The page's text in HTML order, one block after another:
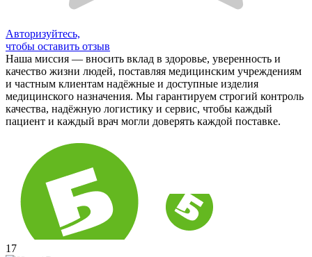
Авторизуйтесь,
чтобы оставить отзыв
Наша миссия — вносить вклад в здоровье, уверенность и
качество жизни людей, поставляя медицинским учреждениям
и частным клиентам надёжные и доступные изделия
медицинского назначения. Мы гарантируем строгий контроль
качества, надёжную логистику и сервис, чтобы каждый
пациент и каждый врач могли доверять каждой поставке.
17